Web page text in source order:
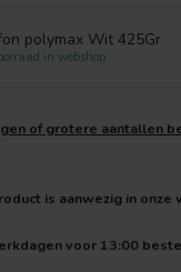
polymax Wit 425Gr
in webshop
of grotere aantallen
is aanwezig in onze
voor 13:00